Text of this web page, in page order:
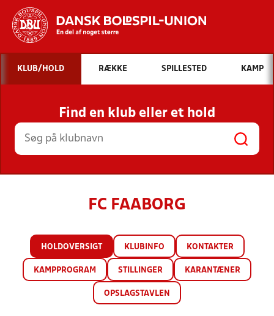
Hvad vil du søge efter?
INDHOLD OG NYHEDER
STILLINGER, RESULTATER, KLUBBER OG
HOLD
KLUB/HOLD RÆKKE SPILLESTED KAMP
Find en klub eller et hold
FC FAABORG
HOLDOVERSIGT KLUBINFO KONTAKTER
KAMPPROGRAM STILLINGER KARANTÆNER
OPSLAGSTAVLEN